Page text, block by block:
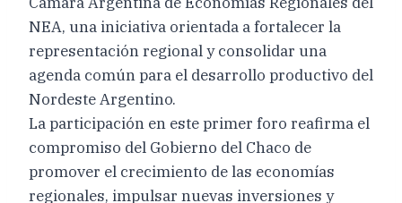
NEA, una iniciativa orientada a fortalecer la
representación regional y consolidar una
agenda común para el desarrollo productivo del
Nordeste Argentino.
La participación en este primer foro reafirma el
compromiso del Gobierno del Chaco de
promover el crecimiento de las economías
regionales, impulsar nuevas inversiones y